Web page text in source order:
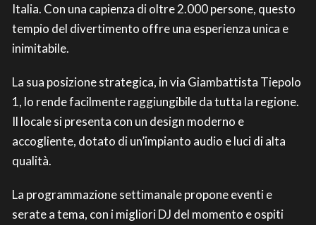
Italia. Con una capienza di oltre 2.000 persone, questo
tempio del divertimento offre una esperienza unica e
inimitabile.
La sua posizione strategica, in via Giambattista Tiepolo
1, lo rende facilmente raggiungibile da tutta la regione.
Il locale si presenta con un design moderno e
accogliente, dotato di un’impianto audio e luci di alta
qualità.
La programmazione settimanale propone eventi e
serate a tema, con i migliori DJ del momento e ospiti